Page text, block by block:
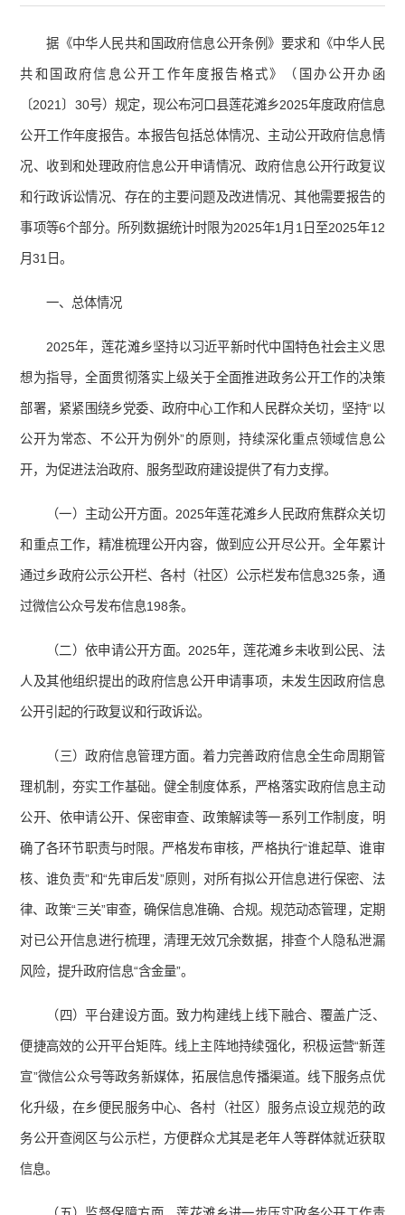
据《中华人民共和国政府信息公开条例》要求和《中华人民
共和国政府信息公开工作年度报告格式》（国办公开办函
〔2021〕30号）规定，现公布河口县莲花滩乡2025年度政府信息
公开工作年度报告。本报告包括总体情况、主动公开政府信息情
况、收到和处理政府信息公开申请情况、政府信息公开行政复议
和行政诉讼情况、存在的主要问题及改进情况、其他需要报告的
事项等6个部分。所列数据统计时限为2025年1月1日至2025年12
月31日。
一、总体情况
2025年，莲花滩乡坚持以习近平新时代中国特色社会主义思
想为指导，全面贯彻落实上级关于全面推进政务公开工作的决策
部署，紧紧围绕乡党委、政府中心工作和人民群众关切，坚持“以
公开为常态、不公开为例外”的原则，持续深化重点领域信息公
开，为促进法治政府、服务型政府建设提供了有力支撑。
（一）主动公开方面。2025年莲花滩乡人民政府焦群众关切
和重点工作，精准梳理公开内容，做到应公开尽公开。全年累计
通过乡政府公示公开栏、各村（社区）公示栏发布信息325条，通
过微信公众号发布信息198条。
（二）依申请公开方面。2025年，莲花滩乡未收到公民、法
人及其他组织提出的政府信息公开申请事项，未发生因政府信息
公开引起的行政复议和行政诉讼。
（三）政府信息管理方面。着力完善政府信息全生命周期管
理机制，夯实工作基础。健全制度体系，严格落实政府信息主动
公开、依申请公开、保密审查、政策解读等一系列工作制度，明
确了各环节职责与时限。严格发布审核，严格执行“谁起草、谁审
核、谁负责”和“先审后发”原则，对所有拟公开信息进行保密、法
律、政策“三关”审查，确保信息准确、合规。规范动态管理，定期
对已公开信息进行梳理，清理无效冗余数据，排查个人隐私泄漏
风险，提升政府信息“含金量”。
（四）平台建设方面。致力构建线上线下融合、覆盖广泛、
便捷高效的公开平台矩阵。线上主阵地持续强化，积极运营“新莲
宣”微信公众号等政务新媒体，拓展信息传播渠道。线下服务点优
化升级，在乡便民服务中心、各村（社区）服务点设立规范的政
务公开查阅区与公示栏，方便群众尤其是老年人等群体就近获取
信息。